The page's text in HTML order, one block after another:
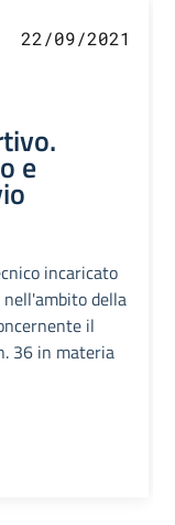
22/09/2021
e
incaricato
della
il
36 in materia